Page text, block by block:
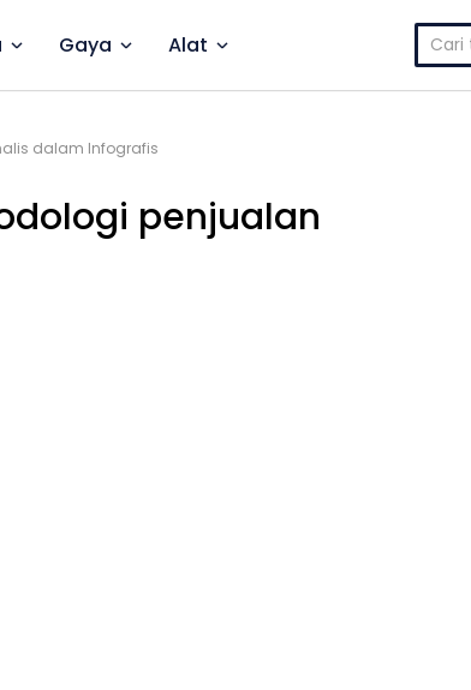
Gaya Alat
Cari
untuk:
dalam Infografis
penjualan